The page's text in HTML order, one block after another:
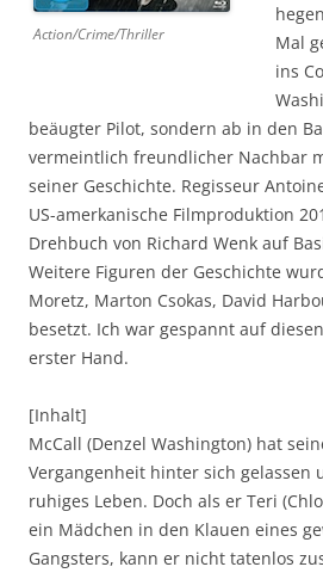
Action/Crime/Thriller
Mal
ins
beäugter Pilot, sondern ab in den
vermeintlich freundlicher Nachbar
seiner Geschichte. Regisseur
US-amerkanische Filmproduktion
Drehbuch von Richard Wenk auf
Weitere Figuren der Geschichte
Moretz, Marton Csokas, David
besetzt. Ich war gespannt auf
erster Hand.
[Inhalt]
McCall (Denzel Washington) hat
Vergangenheit hinter sich gelassen
ruhiges Leben. Doch als er Teri
ein Mädchen in den Klauen eines
Gangsters, kann er nicht tatenlos